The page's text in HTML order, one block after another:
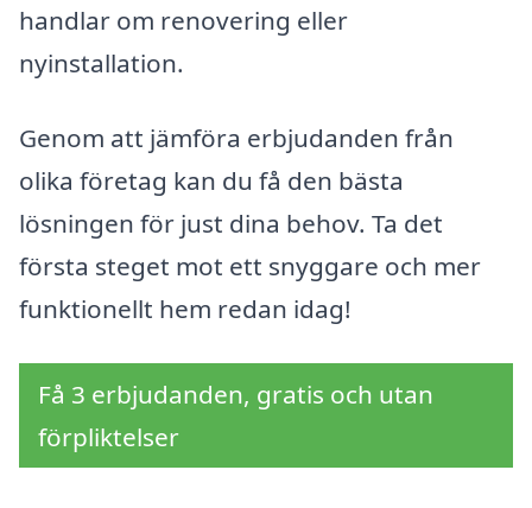
handlar om renovering eller
nyinstallation.
Genom att jämföra erbjudanden från
olika företag kan du få den bästa
lösningen för just dina behov. Ta det
första steget mot ett snyggare och mer
funktionellt hem redan idag!
Få 3 erbjudanden, gratis och utan
förpliktelser